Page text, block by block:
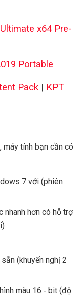
x64 Pre-
Portable
Pack | KPT
tính bạn cần có
7 với (phiên
nhanh hơn có hỗ trợ
(khuyến nghị 2
màu 16 ‐ bit (độ